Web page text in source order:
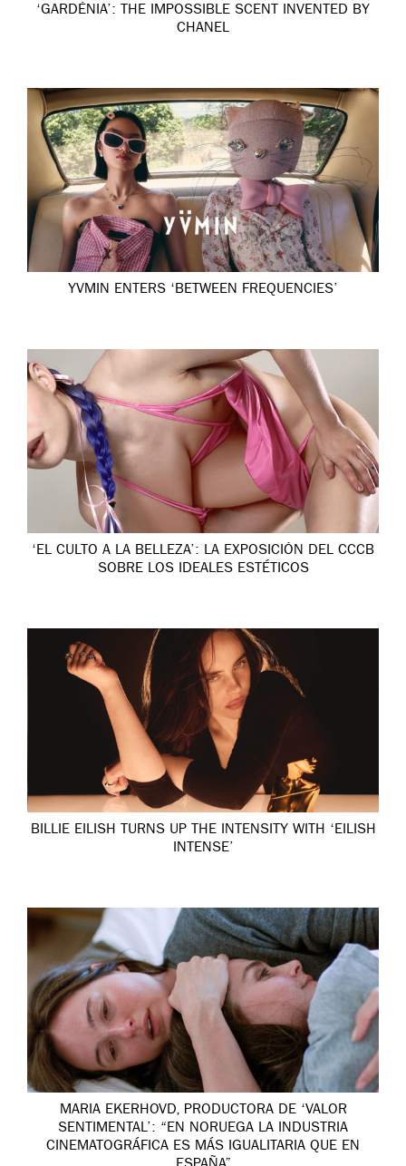
‘GARDÉNIA’: THE IMPOSSIBLE SCENT INVENTED BY
CHANEL
YVMIN ENTERS ‘BETWEEN FREQUENCIES’
‘EL CULTO A LA BELLEZA’: LA EXPOSICIÓN DEL CCCB
SOBRE LOS IDEALES ESTÉTICOS
BILLIE EILISH TURNS UP THE INTENSITY WITH ‘EILISH
INTENSE’
MARIA EKERHOVD, PRODUCTORA DE ‘VALOR
SENTIMENTAL’: “EN NORUEGA LA INDUSTRIA
CINEMATOGRÁFICA ES MÁS IGUALITARIA QUE EN